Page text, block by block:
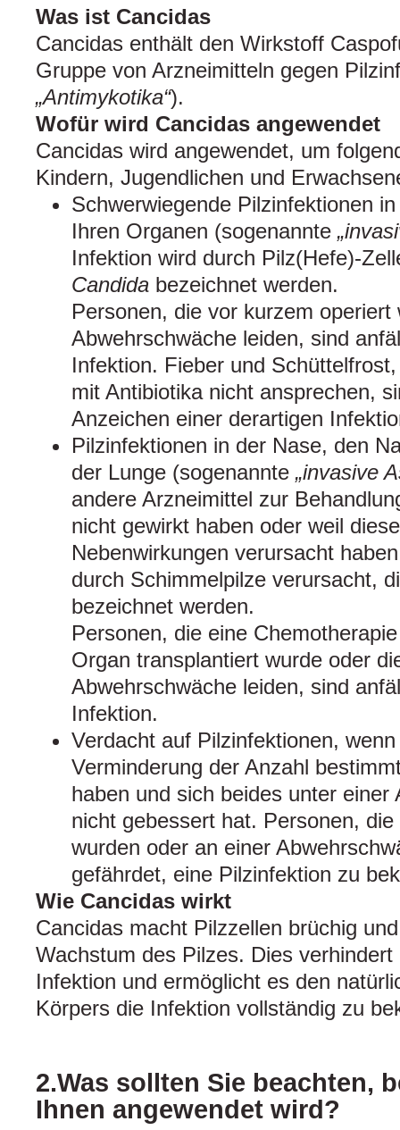
Was ist Cancidas
Cancidas enthält den Wirkstoff
Gruppe von Arzneimitteln gegen
„Antimykotika“).
Wofür wird Cancidas angewendet
Cancidas wird angewendet, um
Kindern, Jugendlichen und
Schwerwiegende Pilzinfektionen
Ihren Organen (sogenannte
Infektion wird durch Pilz(Hefe)-
Candida bezeichnet werden.
Personen, die vor kurzem
Abwehrschwäche leiden, sind
Infektion. Fieber und
mit Antibiotika nicht ansprechen,
Anzeichen einer derartigen
Pilzinfektionen in der Nase, den
der Lunge (sogenannte „invasive
andere Arzneimittel zur
nicht gewirkt haben oder weil
Nebenwirkungen verursacht
durch Schimmelpilze verursacht,
bezeichnet werden.
Personen, die eine
Organ transplantiert wurde oder
Abwehrschwäche leiden, sind
Infektion.
Verdacht auf Pilzinfektionen,
Verminderung der Anzahl
haben und sich beides unter einer
nicht gebessert hat. Personen,
wurden oder an einer
gefährdet, eine Pilzinfektion zu
Wie Cancidas wirkt
Cancidas macht Pilzzellen brüchig
Wachstum des Pilzes. Dies
Infektion und ermöglicht es den
Körpers die Infektion vollständig zu
2.Was sollten Sie beachten,
Ihnen angewendet wird?